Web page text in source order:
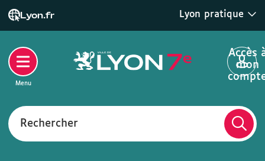
Lyon.fr Lyon pratique
Rechercher
Accès
mon
Menu